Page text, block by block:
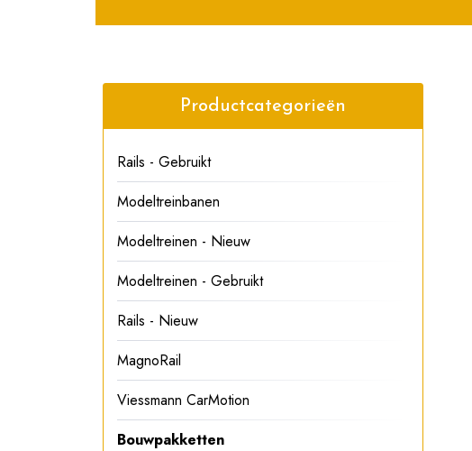
Productcategorieën
Rails - Gebruikt
Modeltreinbanen
Modeltreinen - Nieuw
Modeltreinen - Gebruikt
Rails - Nieuw
MagnoRail
Viessmann CarMotion
Bouwpakketten